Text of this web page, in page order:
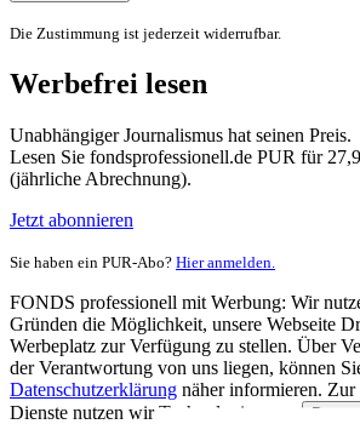
Die Zustimmung ist jederzeit widerrufbar.
Werbefrei lesen
Unabhängiger Journalismus hat seinen Preis.
Lesen Sie fondsprofessionell.de PUR für
(jährliche Abrechnung).
Jetzt abonnieren
Sie haben ein PUR-Abo? Hier anmelden.
FONDS professionell mit Werbung: Wir
Gründen die Möglichkeit, unsere Webseite
Werbeplatz zur Verfügung zu stellen. Über
der Verantwortung von uns liegen, können
Datenschutzerklärung näher informieren. Zur
Dienste nutzen wir Technologien von